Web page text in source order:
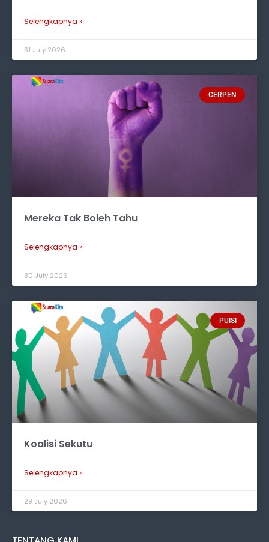
Selengkapnya »
31 July 2026
CERPEN
Mereka Tak Boleh Tahu
Selengkapnya »
30 July 2026
PUISI
Koalisi Sekutu
Selengkapnya »
29 July 2026